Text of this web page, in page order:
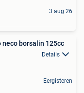
3 aug 26
neco borsalin 125cc
Details
Eergisteren